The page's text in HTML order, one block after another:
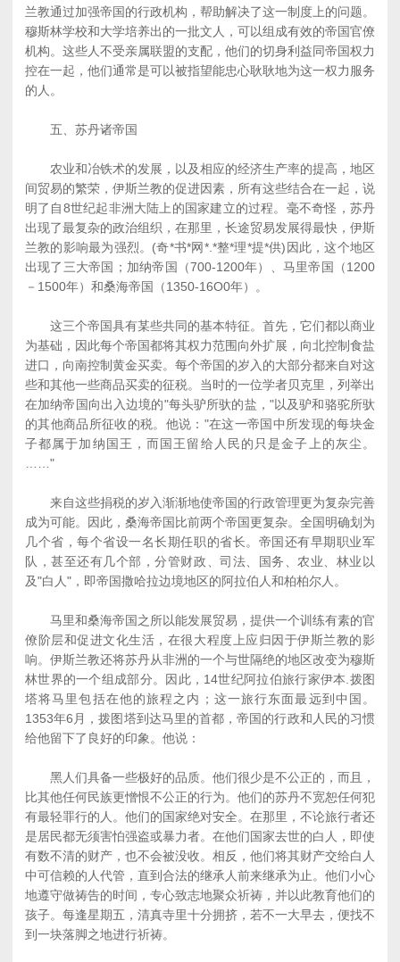
兰教通过加强帝国的行政机构，帮助解决了这一制度上的问题。
穆斯林学校和大学培养出的一批文人，可以组成有效的帝国官僚
机构。这些人不受亲属联盟的支配，他们的切身利益同帝国权力
控在一起，他们通常是可以被指望能忠心耿耿地为这一权力服务
的人。
五、苏丹诸帝国
农业和冶铁术的发展，以及相应的经济生产率的提高，地区
间贸易的繁荣，伊斯兰教的促进因素，所有这些结合在一起，说
明了自8世纪起非洲大陆上的国家建立的过程。毫不奇怪，苏丹
出现了最复杂的政治组织，在那里，长途贸易发展得最快，伊斯
兰教的影响最为强烈。(奇*书*网*.*整*理*提*供)因此，这个地区
出现了三大帝国；加纳帝国（700-1200年）、马里帝国（1200
－1500年）和桑海帝国（1350-16O0年）。
这三个帝国具有某些共同的基本特征。首先，它们都以商业
为基础，因此每个帝国都将其权力范围向外扩展，向北控制食盐
进口，向南控制黄金买卖。每个帝国的岁入的大部分都来自对这
些和其他一些商品买卖的征税。当时的一位学者贝克里，列举出
在加纳帝国向出入边境的"每头驴所驮的盐，"以及驴和骆驼所驮
的其他商品所征收的税。他说："在这一帝国中所发现的每块金
子都属于加纳国王，而国王留给人民的只是金子上的灰尘。
……"
来自这些捐税的岁入渐渐地使帝国的行政管理更为复杂完善
成为可能。因此，桑海帝国比前两个帝国更复杂。全国明确划为
几个省，每个省设一名长期任职的省长。帝国还有早期职业军
队，甚至还有几个部，分管财政、司法、国务、农业、林业以
及"白人"，即帝国撒哈拉边境地区的阿拉伯人和柏柏尔人。
马里和桑海帝国之所以能发展贸易，提供一个训练有素的官
僚阶层和促进文化生活，在很大程度上应归因于伊斯兰教的影
响。伊斯兰教还将苏丹从非洲的一个与世隔绝的地区改变为穆斯
林世界的一个组成部分。因此，14世纪阿拉伯旅行家伊本.拨图
塔将马里包括在他的旅程之内；这一旅行东面最远到中国。
1353年6月，拨图塔到达马里的首都，帝国的行政和人民的习惯
给他留下了良好的印象。他说：
黑人们具备一些极好的品质。他们很少是不公正的，而且，
比其他任何民族更憎恨不公正的行为。他们的苏丹不宽恕任何犯
有最轻罪行的人。他们的国家绝对安全。在那里，不论旅行者还
是居民都无须害怕强盗或暴力者。在他们国家去世的白人，即使
有数不清的财产，也不会被没收。相反，他们将其财产交给白人
中可信赖的人代管，直到合法的继承人前来继承为止。他们小心
地遵守做祷告的时间，专心致志地聚众祈祷，并以此教育他们的
孩子。每逢星期五，清真寺里十分拥挤，若不一大早去，便找不
到一块落脚之地进行祈祷。